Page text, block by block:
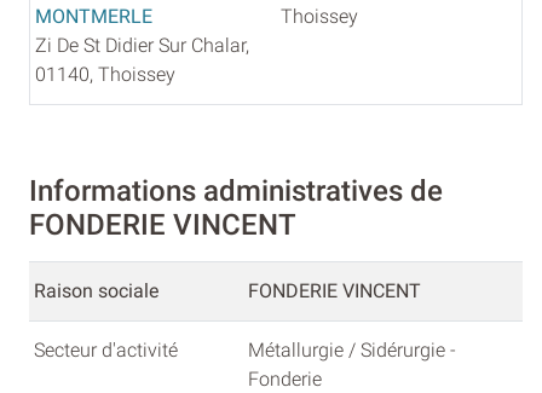
MONTMERLE
Zi De St Didier Sur Chalar,
01140, Thoissey
Thoissey
Informations administratives de
FONDERIE VINCENT
Raison sociale FONDERIE VINCENT
Secteur d'activité
Métallurgie / Sidérurgie -
Fonderie